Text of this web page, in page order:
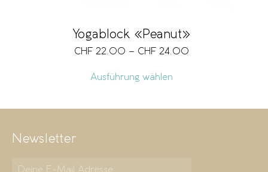
22 23 23 24 24
Yogablock «Peanut»
CHF 22.00 – CHF 24.00
Ausführung wählen
Newsletter